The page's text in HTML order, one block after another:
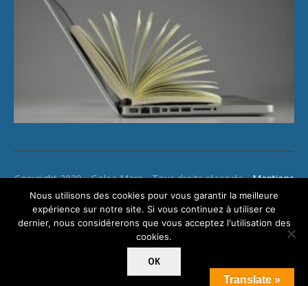
Copyright 2020 - Golea Mare - Tous droits réservés -Mentions
légales
Translate »
Nous utilisons des cookies pour vous garantir la meilleure
expérience sur notre site. Si vous continuez à utiliser ce
dernier, nous considérerons que vous acceptez l'utilisation des
cookies.
OK